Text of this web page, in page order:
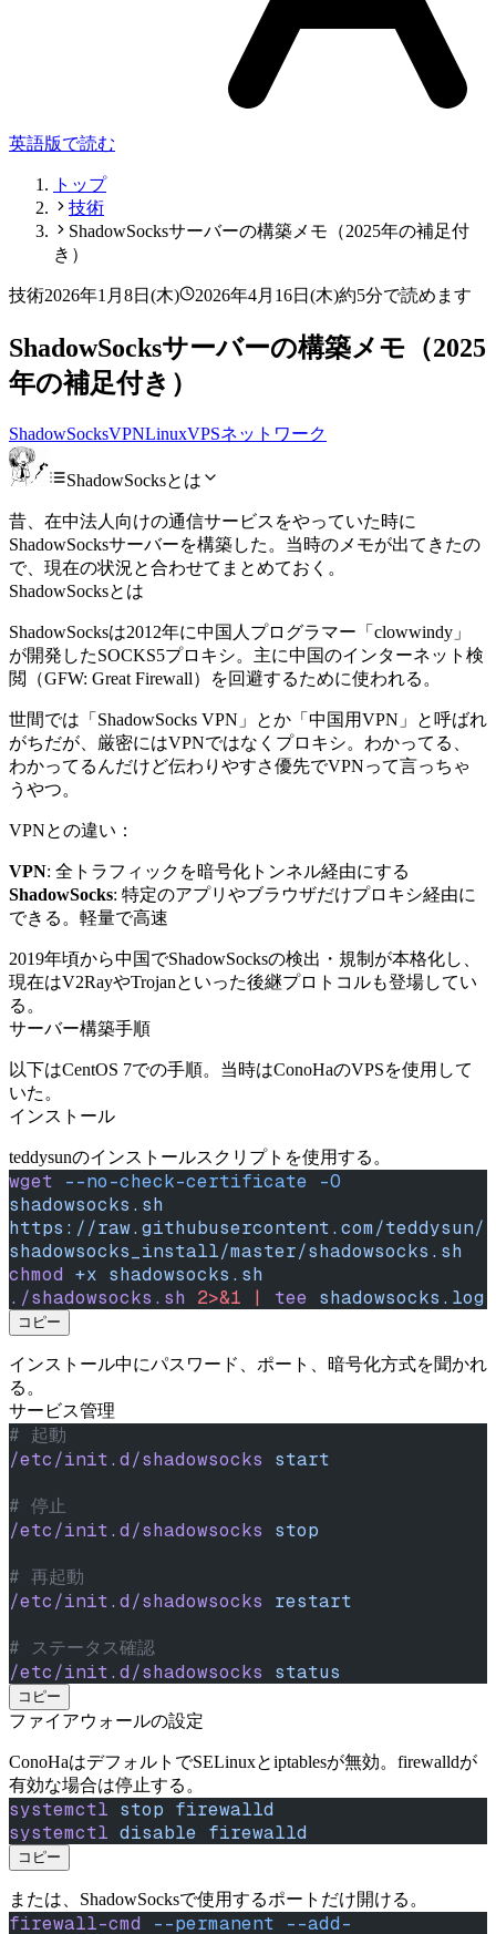
英語版で読む
トップ
技術
ShadowSocksサーバーの構築メモ（2025年の補足付
き）
技術2026年1月8日(木) 2026年4月16日(木)約5分で読めます
ShadowSocksサーバーの構築メモ（2025
年の補足付き）
ShadowSocksVPNLinuxVPSネットワーク
ShadowSocksとは
昔、在中法人向けの通信サービスをやっていた時に
ShadowSocksサーバーを構築した。当時のメモが出てきたの
で、現在の状況と合わせてまとめておく。
ShadowSocksとは
ShadowSocksは2012年に中国人プログラマー「clowwindy」
が開発したSOCKS5プロキシ。主に中国のインターネット検
閲（GFW: Great Firewall）を回避するために使われる。
世間では「ShadowSocks VPN」とか「中国用VPN」と呼ばれ
がちだが、厳密にはVPNではなくプロキシ。わかってる、
わかってるんだけど伝わりやすさ優先でVPNって言っちゃ
うやつ。
VPNとの違い：
VPN: 全トラフィックを暗号化トンネル経由にする
ShadowSocks: 特定のアプリやブラウザだけプロキシ経由に
できる。軽量で高速
2019年頃から中国でShadowSocksの検出・規制が本格化し、
現在はV2RayやTrojanといった後継プロトコルも登場してい
る。
サーバー構築手順
以下はCentOS 7での手順。当時はConoHaのVPSを使用して
いた。
インストール
teddysunのインストールスクリプトを使用する。
wget --no-check-certificate -O
shadowsocks.sh
https://raw.githubusercontent.com/teddysun/
shadowsocks_install/master/shadowsocks.sh
chmod +x shadowsocks.sh
./shadowsocks.sh 2>&1 | tee shadowsocks.log
コピー
インストール中にパスワード、ポート、暗号化方式を聞かれ
る。
サービス管理
# 起動
/etc/init.d/shadowsocks start
# 停止
/etc/init.d/shadowsocks stop
# 再起動
/etc/init.d/shadowsocks restart
# ステータス確認
/etc/init.d/shadowsocks status
コピー
ファイアウォールの設定
ConoHaはデフォルトでSELinuxとiptablesが無効。firewalldが
有効な場合は停止する。
systemctl stop firewalld
systemctl disable firewalld
コピー
または、ShadowSocksで使用するポートだけ開ける。
firewall-cmd --permanent --add-